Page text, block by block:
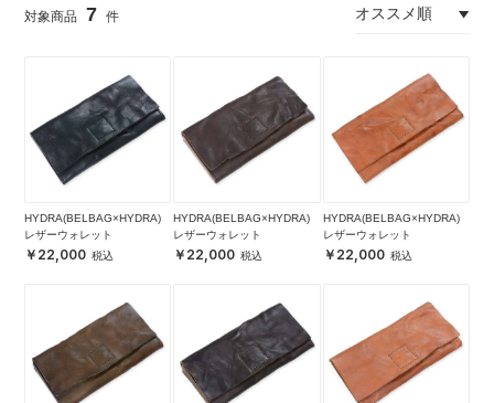
7
HYDRA(BELBAG×HYDRA)
レザーウォレット
22,000
HYDRA(BELBAG×HYDRA)
レザーウォレット
22,000
HYDRA(BELBAG×HYDRA)
レザーウォレット
22,000